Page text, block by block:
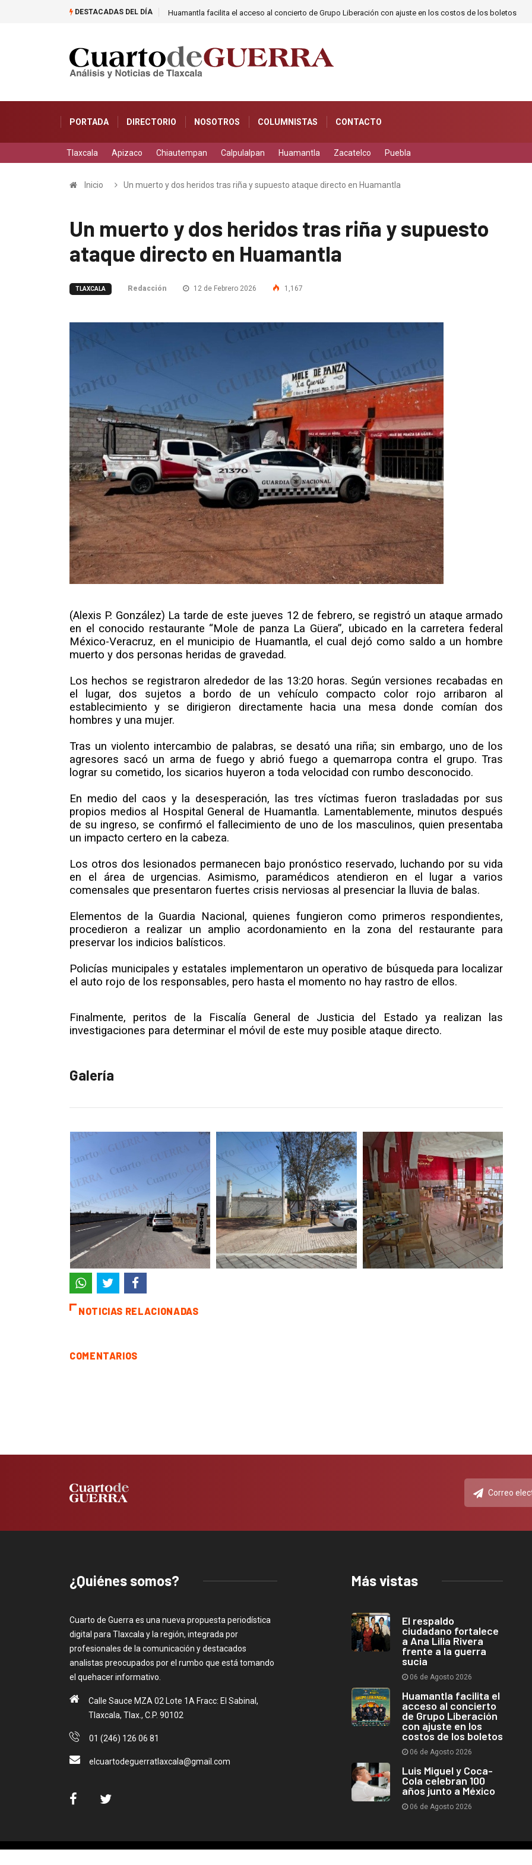
DESTACADAS DEL DÍA Huamantla facilita el acceso al concierto de Grupo Liberación con ajuste en los costos de los boletos
PORTADA DIRECTORIO NOSOTROS COLUMNISTAS CONTACTO
Tlaxcala Apizaco Chiautempan Calpulalpan Huamantla Zacatelco Puebla
Inicio Un muerto y dos heridos tras riña y supuesto ataque directo en Huamantla
Un muerto y dos heridos tras riña y supuesto
ataque directo en Huamantla
TLAXCALA Redacción 12 de Febrero 2026 1,167
(Alexis P. González) La tarde de este jueves 12 de febrero, se registró un ataque armado
en el conocido restaurante “Mole de panza La Güera”, ubicado en la carretera federal
México-Veracruz, en el municipio de Huamantla, el cual dejó como saldo a un hombre
muerto y dos personas heridas de gravedad.
Los hechos se registraron alrededor de las 13:20 horas. Según versiones recabadas en
el lugar, dos sujetos a bordo de un vehículo compacto color rojo arribaron al
establecimiento y se dirigieron directamente hacia una mesa donde comían dos
hombres y una mujer.
Tras un violento intercambio de palabras, se desató una riña; sin embargo, uno de los
agresores sacó un arma de fuego y abrió fuego a quemarropa contra el grupo. Tras
lograr su cometido, los sicarios huyeron a toda velocidad con rumbo desconocido.
En medio del caos y la desesperación, las tres víctimas fueron trasladadas por sus
propios medios al Hospital General de Huamantla. Lamentablemente, minutos después
de su ingreso, se confirmó el fallecimiento de uno de los masculinos, quien presentaba
un impacto certero en la cabeza.
Los otros dos lesionados permanecen bajo pronóstico reservado, luchando por su vida
en el área de urgencias. Asimismo, paramédicos atendieron en el lugar a varios
comensales que presentaron fuertes crisis nerviosas al presenciar la lluvia de balas.
Elementos de la Guardia Nacional, quienes fungieron como primeros respondientes,
procedieron a realizar un amplio acordonamiento en la zona del restaurante para
preservar los indicios balísticos.
Policías municipales y estatales implementaron un operativo de búsqueda para localizar
el auto rojo de los responsables, pero hasta el momento no hay rastro de ellos.
Finalmente, peritos de la Fiscalía General de Justicia del Estado ya realizan las
investigaciones para determinar el móvil de este muy posible ataque directo.
Galería
NOTICIAS RELACIONADAS
COMENTARIOS
¿Quiénes somos?
Cuarto de Guerra es una nueva propuesta periodística
digital para Tlaxcala y la región, integrada por
profesionales de la comunicación y destacados
analistas preocupados por el rumbo que está tomando
el quehacer informativo.
Calle Sauce MZA 02 Lote 1A Fracc: El Sabinal,
Tlaxcala, Tlax., C.P. 90102
01 (246) 126 06 81
elcuartodeguerratlaxcala@gmail.com
Más vistas
El respaldo
ciudadano fortalece
a Ana Lilia Rivera
frente a la guerra
sucia
06 de Agosto 2026
Huamantla facilita el
acceso al concierto
de Grupo Liberación
con ajuste en los
costos de los boletos
06 de Agosto 2026
Luis Miguel y Coca-
Cola celebran 100
años junto a México
06 de Agosto 2026